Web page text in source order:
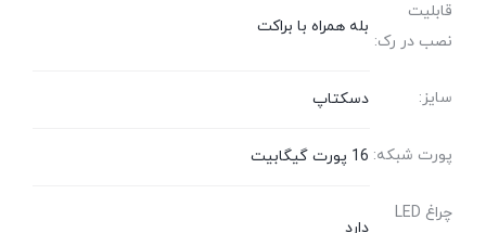
قابلیت
نصب در رک:
بله همراه با براکت
سایز: دسکتاپ
پورت شبکه: 16 پورت گیگابیت
چراغ LED
دارد